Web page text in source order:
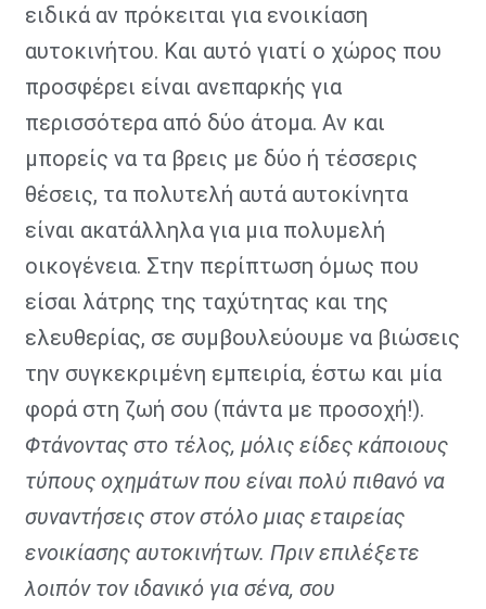
ειδικά αν πρόκειται για ενοικίαση
αυτοκινήτου. Και αυτό γιατί ο χώρος που
προσφέρει είναι ανεπαρκής για
περισσότερα από δύο άτομα. Αν και
μπορείς να τα βρεις με δύο ή τέσσερις
θέσεις, τα πολυτελή αυτά αυτοκίνητα
είναι ακατάλληλα για μια πολυμελή
οικογένεια. Στην περίπτωση όμως που
είσαι λάτρης της ταχύτητας και της
ελευθερίας, σε συμβουλεύουμε να βιώσεις
την συγκεκριμένη εμπειρία, έστω και μία
φορά στη ζωή σου (πάντα με προσοχή!).
Φτάνοντας στο τέλος, μόλις είδες κάποιους
τύπους οχημάτων που είναι πολύ πιθανό να
συναντήσεις στον στόλο μιας εταιρείας
ενοικίασης αυτοκινήτων. Πριν επιλέξετε
λοιπόν τον ιδανικό για σένα, σου